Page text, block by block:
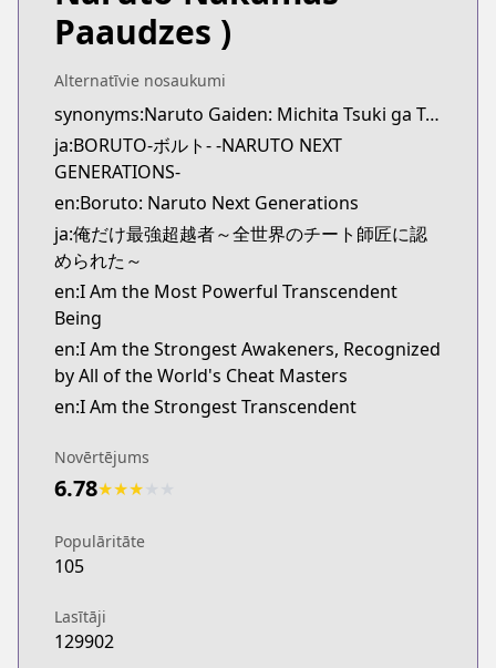
https://www.viz.com/shonenjump/chapters/
Shonen Jump
https://www.shonenjump.com/j/rensai/
MANGA Plus
MANGA Plus
https://mangaplus.shueisha.co.jp/titles/100006
Paaudzes )
Alternatīvie nosaukumi
synonyms:Naruto Gaiden: Michita Tsuki ga Terasu Michi,Naruto: The Path Lit by the Full Moon
ja:BORUTO-ボルト- -NARUTO NEXT
GENERATIONS-
en:Boruto: Naruto Next Generations
ja:俺だけ最強超越者～全世界のチート師匠に認
められた～
en:I Am the Most Powerful Transcendent
Being
en:I Am the Strongest Awakeners, Recognized
by All of the World's Cheat Masters
en:I Am the Strongest Transcendent
Novērtējums
6.78★★★
Populāritāte
105
Lasītāji
129902